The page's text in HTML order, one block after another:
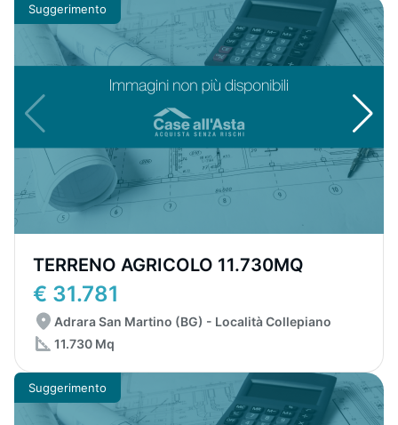
Suggerimento
TERRENO AGRICOLO 11.730MQ
€ 31.781
Adrara San Martino (BG) - Località Collepiano
11.730 Mq
Suggerimento